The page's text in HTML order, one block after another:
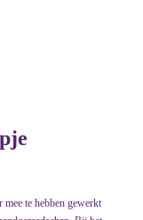
mee te hebben gewerkt